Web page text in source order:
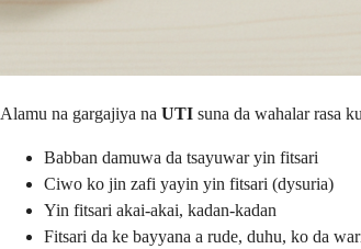
Alamu na gargajiya na UTI suna da wahalar rasa
Babban damuwa da tsayuwar yin fitsari
Ciwo ko jin zafi yayin yin fitsari (dysuria)
Yin fitsari akai-akai, kadan-kadan
Fitsari da ke bayyana a rude, duhu, ko da